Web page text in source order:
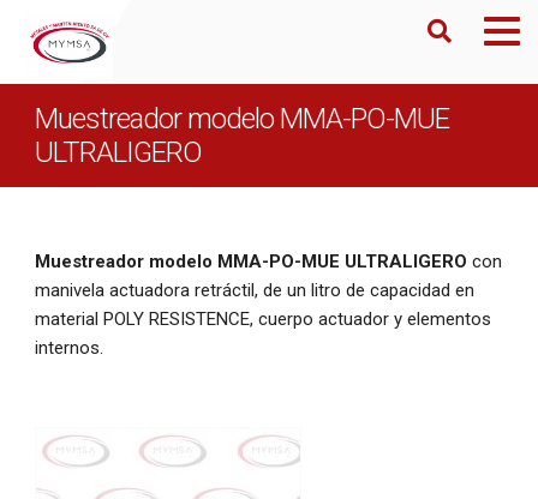
Muestreador modelo MMA-PO-MUE
ULTRALIGERO
Muestreador modelo MMA-PO-MUE ULTRALIGERO con
manivela actuadora retráctil, de un litro de capacidad en
material POLY RESISTENCE, cuerpo actuador y elementos
internos.